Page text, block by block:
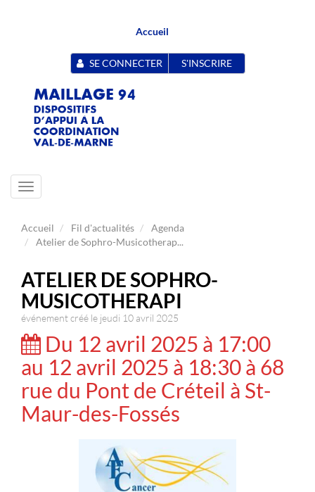
Accueil
SE CONNECTER S'INSCRIRE
Toggle
navigation
Accueil Fil d'actualités
Agenda
Atelier de Sophro-Musicotherap...
ATELIER DE SOPHRO-
MUSICOTHERAPI
événement créé le jeudi 10 avril 2025
Du 12 avril 2025 à 17:00
au 12 avril 2025 à 18:30 à 68
rue du Pont de Créteil à St-
Maur-des-Fossés